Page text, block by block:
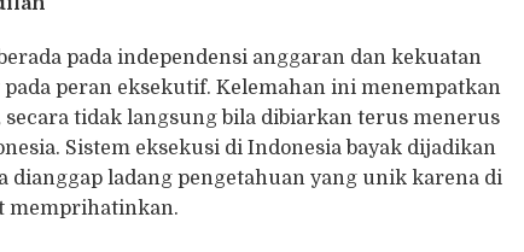
pada independensi anggaran dan kekuatan
peran eksekutif. Kelemahan ini menempatkan
secara tidak langsung bila dibiarkan terus menerus
Sistem eksekusi di Indonesia bayak dijadikan
ladang pengetahuan yang unik karena di
memprihatinkan.